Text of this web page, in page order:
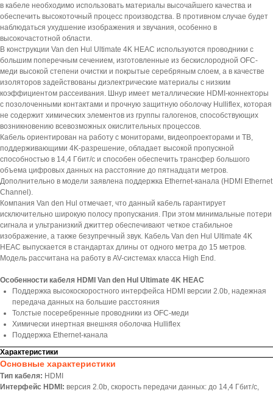
в кабеле необходимо использовать материалы высочайшего качества и
обеспечить высокоточный процесс производства. В противном случае будет
наблюдаться ухудшение изображения и звучания, особенно в
высокочастотной области.
В конструкции Van den Hul Ultimate 4K HEAC используются проводники с
большим поперечным сечением, изготовленные из бескислородной OFC-
меди высокой степени очистки и покрытые серебряным слоем, а в качестве
изоляторов задействованы диэлектрические материалы с низким
коэффициентом рассеивания. Шнур имеет металлические HDMI-коннекторы
с позолоченными контактами и прочную защитную оболочку Hulliflex, которая
не содержит химических элементов из группы галогенов, способствующих
возникновению всевозможных окислительных процессов.
Кабель ориентирован на работу с мониторами, видеопроекторами и ТВ,
поддерживающими 4K-разрешение, обладает высокой пропускной
способностью в 14,4 Гбит/с и способен обеспечить трансфер большого
объема цифровых данных на расстояние до пятнадцати метров.
Дополнительно в модели заявлена поддержка Ethernet-канала (HDMI Ethernet
Channel).
Компания Van den Hul отмечает, что данный кабель гарантирует
исключительно широкую полосу пропускания. При этом минимальные потери
сигнала и ультранизкий джиттер обеспечивают четкое стабильное
изображение, а также безупречный звук. Кабель Van den Hul Ultimate 4K
HEAC выпускается в стандартах длины от одного метра до 15 метров.
Модель рассчитана на работу в AV-системах класса High End.
Особенности кабеля HDMI Van den Hul Ultimate 4K HEAC
Поддержка высокоскоростного интерфейса HDMI версии 2.0b, надежная
передача данных на большие расстояния
Толстые посеребренные проводники из OFC-меди
Химически инертная внешняя оболочка Hulliflex
Поддержка Ethernet-канала
Характеристики
Основные характеристики
Тип кабеля: HDMI
Интерфейс HDMI: версия 2.0b, скорость передачи данных: до 14,4 Гбит/с,